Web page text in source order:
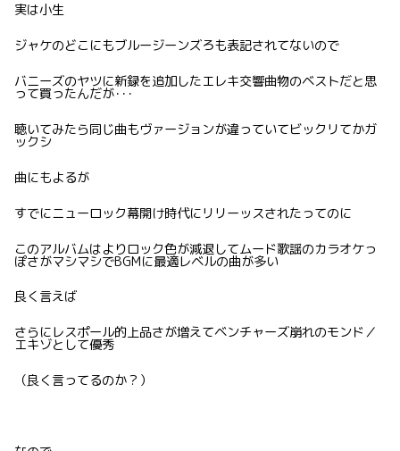
実は小生
ジャケのどこにもブルージーンズろも表記されてないので
バニーズのヤツに新録を追加したエレキ交響曲物のベストだと思
って買ったんだが･･･
聴いてみたら同じ曲もヴァージョンが違っていてビックリてかガ
ックシ
曲にもよるが
すでにニューロック幕開け時代にリリーッスされたってのに
このアルバムはよりロック色が減退してムード歌謡のカラオケっ
ぽさがマシマシでBGMに最適レベルの曲が多い
良く言えば
さらにレスポール的上品さが増えてベンチャーズ崩れのモンド／
エキゾとして優秀
（良く言ってるのか？）